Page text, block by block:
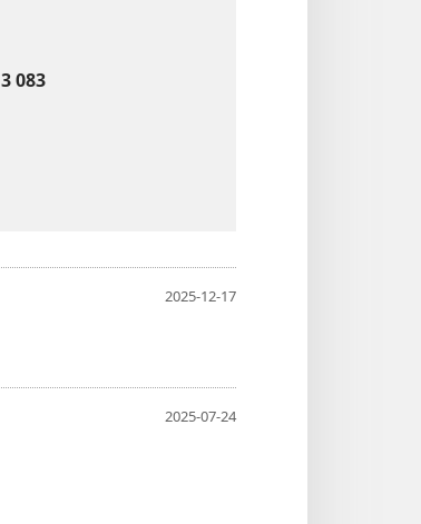
3 083
2025-12-17
2025-07-24